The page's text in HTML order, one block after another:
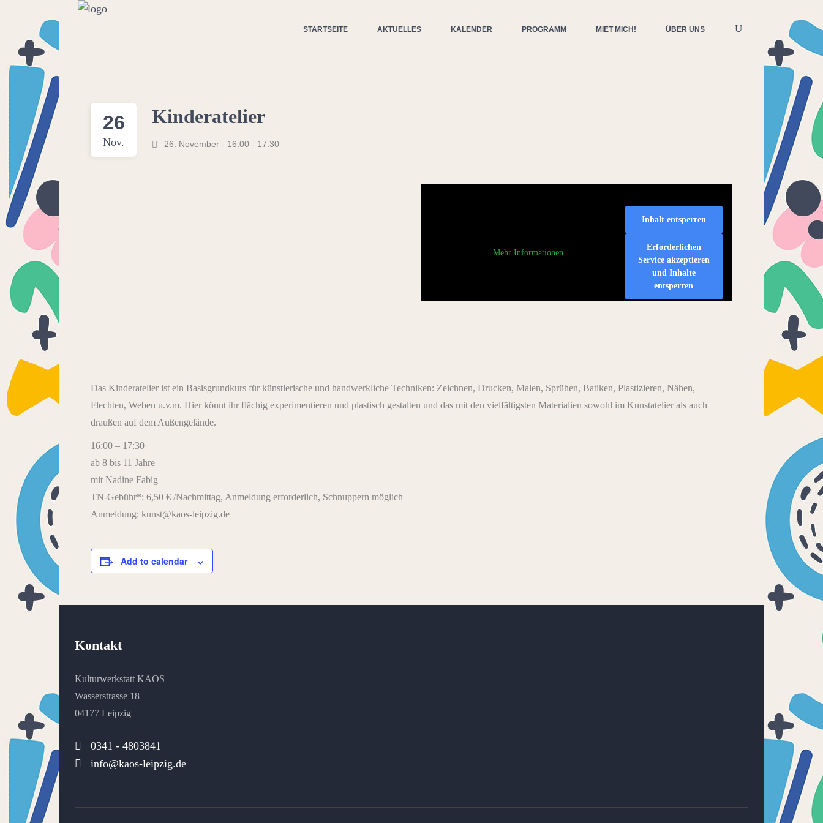
STARTSEITE AKTUELLES KALENDER PROGRAMM MIET MICH! ÜBER UNS
26
Nov.
Kinderatelier
26. November - 16:00 - 17:30
Mehr Informationen
Inhalt entsperren
Erforderlichen
Service akzeptieren
und Inhalte
entsperren
Das Kinderatelier ist ein Basisgrundkurs für künstlerische und handwerkliche Techniken: Zeichnen, Drucken, Malen, Sprühen, Batiken, Plastizieren, Nähen,
Flechten, Weben u.v.m. Hier könnt ihr flächig experimentieren und plastisch gestalten und das mit den vielfältigsten Materialien sowohl im Kunstatelier als auch
draußen auf dem Außengelände.
16:00 – 17:30
ab 8 bis 11 Jahre
mit Nadine Fabig
TN-Gebühr*: 6,50 € /Nachmittag, Anmeldung erforderlich, Schnuppern möglich
Anmeldung: kunst@kaos-leipzig.de
Add to calendar
Kontakt
Kulturwerkstatt KAOS
Wasserstrasse 18
04177 Leipzig
0341 - 4803841
info@kaos-leipzig.de